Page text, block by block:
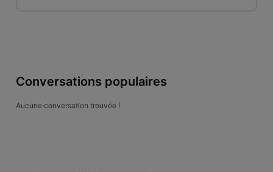
Conversations populaires
Aucune conversation trouvée !